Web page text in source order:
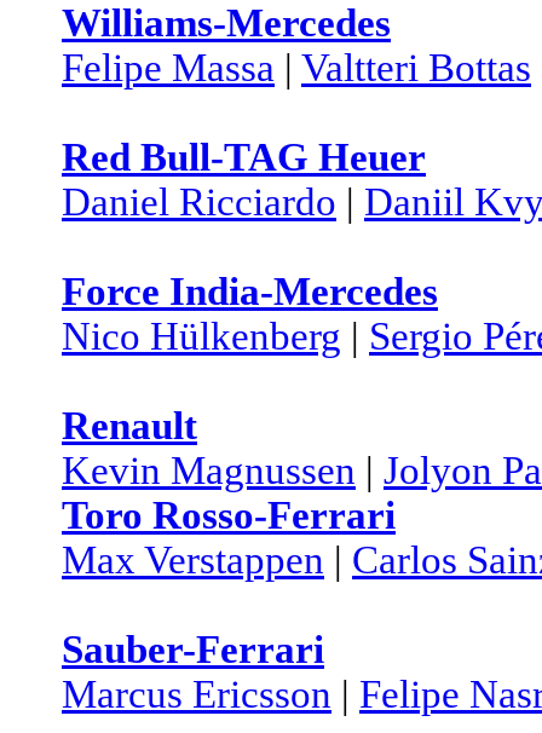
Williams-Mercedes
Felipe Massa | Valtteri Bottas
Red Bull-TAG Heuer
Daniel Ricciardo | Daniil
Force India-Mercedes
Nico Hülkenberg | Sergio
Renault
Kevin Magnussen | Jolyon
Toro Rosso-Ferrari
Max Verstappen | Carlos
Sauber-Ferrari
Marcus Ericsson | Felipe